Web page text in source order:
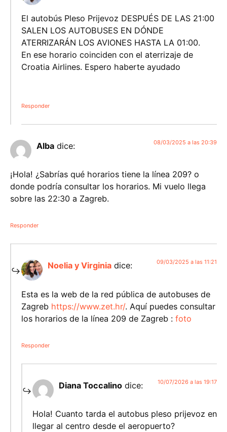
El autobús Pleso Prijevoz DESPUÉS DE LAS 21:00
SALEN LOS AUTOBUSES EN DÓNDE
ATERRIZARÁN LOS AVIONES HASTA LA 01:00.
En ese horario coinciden con el aterrizaje de
Croatia Airlines. Espero haberte ayudado
Responder
Alba dice: 08/03/2025 a las 20:39
¡Hola! ¿Sabrías qué horarios tiene la línea 209? o
donde podría consultar los horarios. Mi vuelo llega
sobre las 22:30 a Zagreb.
Responder
Noelia y Virginia dice: 09/03/2025 a las 11:21
Esta es la web de la red pública de autobuses de
Zagreb https://www.zet.hr/. Aquí puedes consultar
los horarios de la línea 209 de Zagreb : foto
Responder
Diana Toccalino dice: 10/07/2026 a las 19:17
Hola! Cuanto tarda el autobus pleso prijevoz en
llegar al centro desde el aeropuerto?